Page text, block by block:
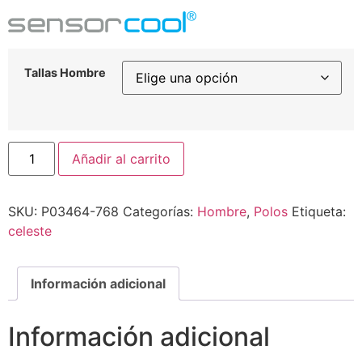
Tallas Hombre
Añadir al carrito
SKU: P03464-768 Categorías: Hombre, Polos Etiqueta:
celeste
Información adicional
Información adicional